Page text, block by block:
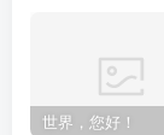
世界，您好！